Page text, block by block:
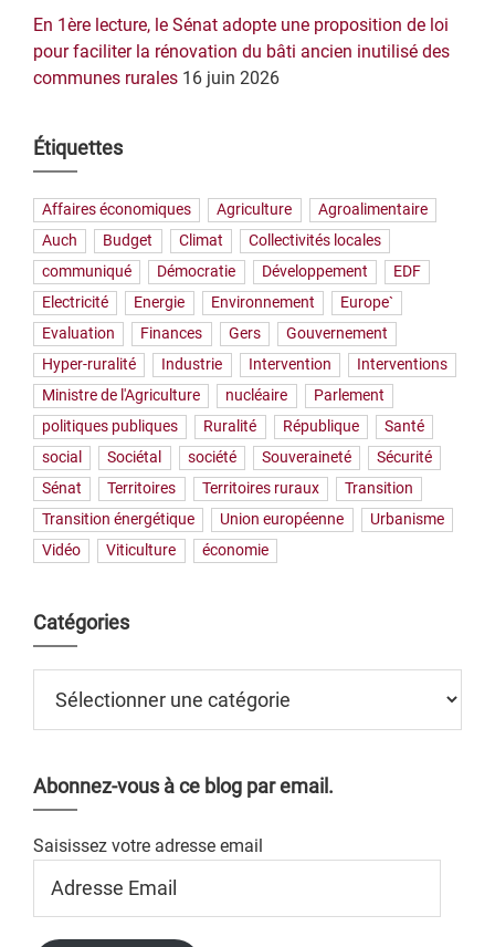
En 1ère lecture, le Sénat adopte une proposition de loi
pour faciliter la rénovation du bâti ancien inutilisé des
communes rurales 16 juin 2026
Étiquettes
Affaires économiques Agriculture
Agroalimentaire
Auch
Budget Climat
Collectivités locales
communiqué
Démocratie Développement
EDF
Electricité
Energie Environnement
Europe`
Evaluation
Finances Gers
Gouvernement
Hyper-ruralité
Industrie Intervention
Interventions
Ministre de l'Agriculture
nucléaire
Parlement
politiques publiques
Ruralité République
Santé
social
Sociétal société Souveraineté
Sécurité
Sénat
Territoires Territoires ruraux
Transition
Transition énergétique
Union européenne
Urbanisme
Vidéo
Viticulture économie
Catégories
Abonnez-vous à ce blog par email.
Saisissez votre adresse email
Email